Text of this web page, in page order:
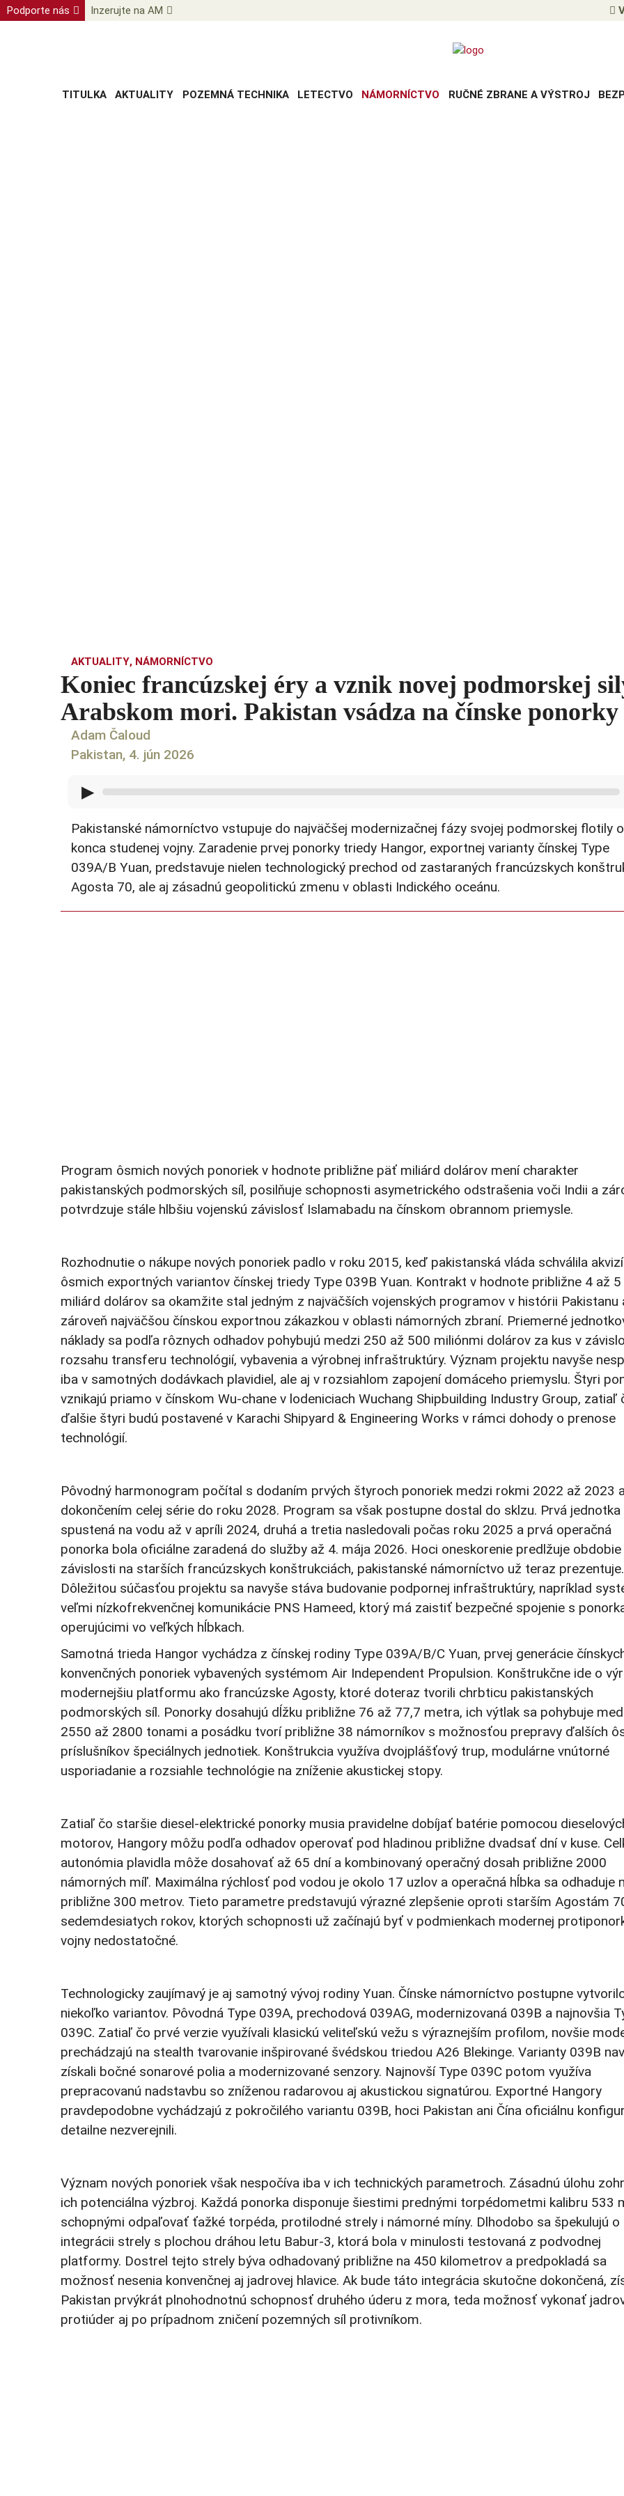
Podporte nás Inzerujte na AM
TITULKA AKTUALITY POZEMNÁ TECHNIKA LETECTVO NÁMORNÍCTVO RUČNÉ ZBRANE A VÝSTROJ
AKTUALITY, NÁMORNÍCTVO
Koniec francúzskej éry a vznik novej podmorskej
Arabskom mori. Pakistan vsádza na čínske ponorky
Adam Čaloud
Pakistan, 4. jún 2026
▶
Pakistanské námorníctvo vstupuje do najväčšej modernizačnej fázy svojej podmorskej flotily
konca studenej vojny. Zaradenie prvej ponorky triedy Hangor, exportnej varianty čínskej Type
039A/B Yuan, predstavuje nielen technologický prechod od zastaraných francúzskych
Agosta 70, ale aj zásadnú geopolitickú zmenu v oblasti Indického oceánu.
Program ôsmich nových ponoriek v hodnote približne päť miliárd dolárov mení charakter
pakistanských podmorských síl, posilňuje schopnosti asymetrického odstrašenia voči Indii a
potvrdzuje stále hlbšiu vojenskú závislosť Islamabadu na čínskom obrannom priemysle.
Rozhodnutie o nákupe nových ponoriek padlo v roku 2015, keď pakistanská vláda schválila
ôsmich exportných variantov čínskej triedy Type 039B Yuan. Kontrakt v hodnote približne 4 až 5
miliárd dolárov sa okamžite stal jedným z najväčších vojenských programov v histórii Pakistanu
zároveň najväčšou čínskou exportnou zákazkou v oblasti námorných zbraní. Priemerné
náklady sa podľa rôznych odhadov pohybujú medzi 250 až 500 miliónmi dolárov za kus v
rozsahu transferu technológií, vybavenia a výrobnej infraštruktúry. Význam projektu navyše
iba v samotných dodávkach plavidiel, ale aj v rozsiahlom zapojení domáceho priemyslu. Štyri
vznikajú priamo v čínskom Wu-chane v lodeniciach Wuchang Shipbuilding Industry Group, zatiaľ
ďalšie štyri budú postavené v Karachi Shipyard & Engineering Works v rámci dohody o prenose
technológií.
Pôvodný harmonogram počítal s dodaním prvých štyroch ponoriek medzi rokmi 2022 až 2023
dokončením celej série do roku 2028. Program sa však postupne dostal do sklzu. Prvá jednotka
spustená na vodu až v apríli 2024, druhá a tretia nasledovali počas roku 2025 a prvá operačná
ponorka bola oficiálne zaradená do služby až 4. mája 2026. Hoci oneskorenie predlžuje obdobie
závislosti na starších francúzskych konštrukciách, pakistanské námorníctvo už teraz prezentuje.
Dôležitou súčasťou projektu sa navyše stáva budovanie podpornej infraštruktúry, napríklad
veľmi nízkofrekvenčnej komunikácie PNS Hameed, ktorý má zaistiť bezpečné spojenie s
operujúcimi vo veľkých hĺbkach.
Samotná trieda Hangor vychádza z čínskej rodiny Type 039A/B/C Yuan, prvej generácie
konvenčných ponoriek vybavených systémom Air Independent Propulsion. Konštrukčne ide o
modernejšiu platformu ako francúzske Agosty, ktoré doteraz tvorili chrbticu pakistanských
podmorských síl. Ponorky dosahujú dĺžku približne 76 až 77,7 metra, ich výtlak sa pohybuje
2550 až 2800 tonami a posádku tvorí približne 38 námorníkov s možnosťou prepravy ďalších
príslušníkov špeciálnych jednotiek. Konštrukcia využíva dvojplášťový trup, modulárne vnútorné
usporiadanie a rozsiahle technológie na zníženie akustickej stopy.
Zatiaľ čo staršie diesel-elektrické ponorky musia pravidelne dobíjať batérie pomocou
motorov, Hangory môžu podľa odhadov operovať pod hladinou približne dvadsať dní v kuse.
autonómia plavidla môže dosahovať až 65 dní a kombinovaný operačný dosah približne 2000
námorných míľ. Maximálna rýchlosť pod vodou je okolo 17 uzlov a operačná hĺbka sa odhaduje
približne 300 metrov. Tieto parametre predstavujú výrazné zlepšenie oproti starším Agostám
sedemdesiatych rokov, ktorých schopnosti už začínajú byť v podmienkach modernej
vojny nedostatočné.
Technologicky zaujímavý je aj samotný vývoj rodiny Yuan. Čínske námorníctvo postupne
niekoľko variantov. Pôvodná Type 039A, prechodová 039AG, modernizovaná 039B a najnovšia
039C. Zatiaľ čo prvé verzie využívali klasickú veliteľskú vežu s výraznejším profilom, novšie
prechádzajú na stealth tvarovanie inšpirované švédskou triedou A26 Blekinge. Varianty 039B
získali bočné sonarové polia a modernizované senzory. Najnovší Type 039C potom využíva
prepracovanú nadstavbu so zníženou radarovou aj akustickou signatúrou. Exportné Hangory
pravdepodobne vychádzajú z pokročilého variantu 039B, hoci Pakistan ani Čína oficiálnu
detailne nezverejnili.
Význam nových ponoriek však nespočíva iba v ich technických parametroch. Zásadnú úlohu
ich potenciálna výzbroj. Každá ponorka disponuje šiestimi prednými torpédometmi kalibru 533
schopnými odpaľovať ťažké torpéda, protilodné strely i námorné míny. Dlhodobo sa špekulujú o
integrácii strely s plochou dráhou letu Babur-3, ktorá bola v minulosti testovaná z podvodnej
platformy. Dostrel tejto strely býva odhadovaný približne na 450 kilometrov a predpokladá sa
možnosť nesenia konvenčnej aj jadrovej hlavice. Ak bude táto integrácia skutočne dokončená,
Pakistan prvýkrát plnohodnotnú schopnosť druhého úderu z mora, teda možnosť vykonať
protiúder aj po prípadnom zničení pozemných síl protivníkom.